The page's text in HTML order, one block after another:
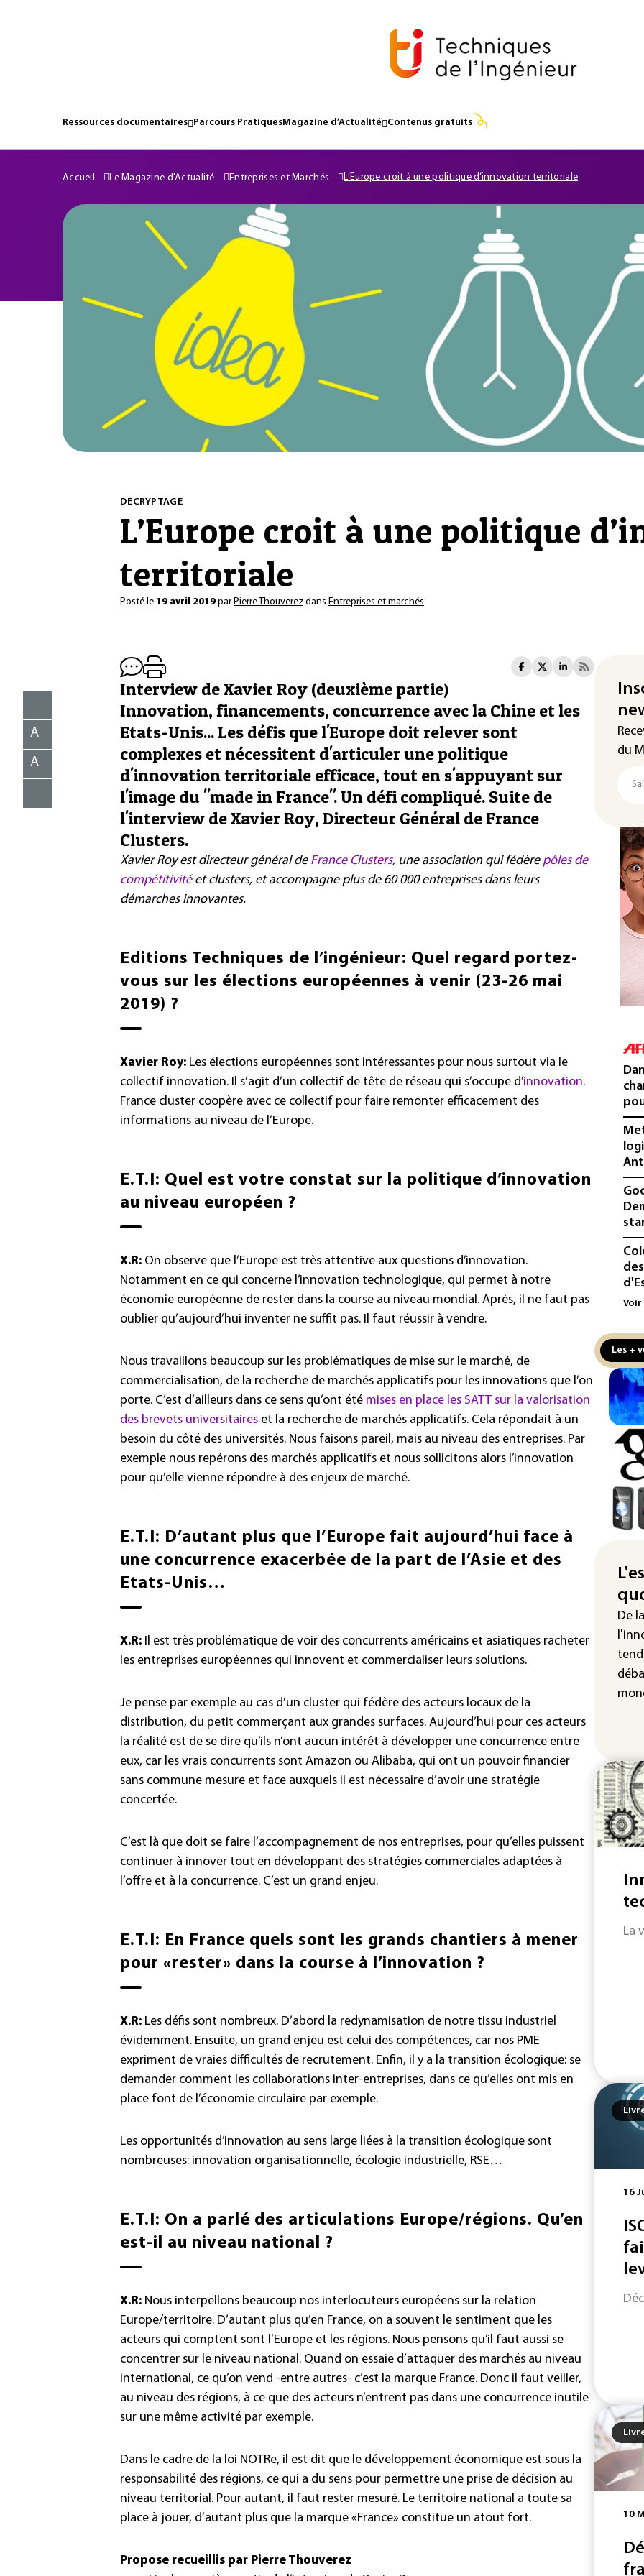
Ressources documentaires Parcours PratiquesMagazine d’Actualité Contenus gratuits
Accueil Le Magazine d'Actualité Entreprises et Marchés L’Europe croit à une politique d’innovation territoriale
DÉCRYPTAGE
L’Europe croit à une politique
territoriale
Posté le 19 avril 2019 par Pierre Thouverez dans Entreprises et marchés
A
A
Interview de Xavier Roy (deuxième partie)
Innovation, financements, concurrence avec la Chine et les
Etats-Unis... Les défis que l'Europe doit relever sont
complexes et nécessitent d'articuler une politique
d'innovation territoriale efficace, tout en s'appuyant sur
l'image du "made in France". Un défi compliqué. Suite de
l'interview de Xavier Roy, Directeur Général de France
Clusters.
Xavier Roy est directeur général de France Clusters, une association qui fédère pôles de
compétitivitéet clusters, et accompagne plus de 60 000 entreprises dans leurs
démarches innovantes.
Editions Techniques de l’ingénieur: Quel regard portez-
vous sur les élections européennes à venir (23-26 mai
2019) ?
Xavier Roy: Les élections européennes sont intéressantes pour nous surtout via le
collectif innovation. Il s’agit d’un collectif de tête de réseau qui s’occupe d’innovation.
France cluster coopère avec ce collectif pour faire remonter efficacement des
informations au niveau de l’Europe.
E.T.I: Quel est votre constat sur la politique d’innovation
au niveau européen ?
X.R: On observe que l’Europe est très attentive aux questions d’innovation.
Notamment en ce qui concerne l’innovation technologique, qui permet à notre
économie européenne de rester dans la course au niveau mondial. Après, il ne faut pas
oublier qu’aujourd’hui inventer ne suffit pas. Il faut réussir à vendre.
Nous travaillons beaucoup sur les problématiques de mise sur le marché, de
commercialisation, de la recherche de marchés applicatifs pour les innovations que l’on
porte. C’est d’ailleurs dans ce sens qu’ont été mises en place les SATT sur la valorisation
des brevets universitaires et la recherche de marchés applicatifs. Cela répondait à un
besoin du côté des universités. Nous faisons pareil, mais au niveau des entreprises. Par
exemple nous repérons des marchés applicatifs et nous sollicitons alors l’innovation
pour qu’elle vienne répondre à des enjeux de marché.
E.T.I: D’autant plus que l’Europe fait aujourd’hui face à
une concurrence exacerbée de la part de l’Asie et des
Etats-Unis…
X.R: Il est très problématique de voir des concurrents américains et asiatiques racheter
les entreprises européennes qui innovent et commercialiser leurs solutions.
Je pense par exemple au cas d’un cluster qui fédère des acteurs locaux de la
distribution, du petit commerçant aux grandes surfaces. Aujourd’hui pour ces acteurs
la réalité est de se dire qu’ils n’ont aucun intérêt à développer une concurrence entre
eux, car les vrais concurrents sont Amazon ou Alibaba, qui ont un pouvoir financier
sans commune mesure et face auxquels il est nécessaire d’avoir une stratégie
concertée.
C’est là que doit se faire l’accompagnement de nos entreprises, pour qu’elles puissent
continuer à innover tout en développant des stratégies commerciales adaptées à
l’offre et à la concurrence. C’est un grand enjeu.
E.T.I: En France quels sont les grands chantiers à mener
pour «rester» dans la course à l’innovation ?
X.R: Les défis sont nombreux. D’abord la redynamisation de notre tissu industriel
évidemment. Ensuite, un grand enjeu est celui des compétences, car nos PME
expriment de vraies difficultés de recrutement. Enfin, il y a la transition écologique: se
demander comment les collaborations inter-entreprises, dans ce qu’elles ont mis en
place font de l’économie circulaire par exemple.
Les opportunités d’innovation au sens large liées à la transition écologique sont
nombreuses: innovation organisationnelle, écologie industrielle, RSE…
E.T.I: On a parlé des articulations Europe/régions. Qu’en
est-il au niveau national ?
X.R: Nous interpellons beaucoup nos interlocuteurs européens sur la relation
Europe/territoire. D’autant plus qu’en France, on a souvent le sentiment que les
acteurs qui comptent sont l’Europe et les régions. Nous pensons qu’il faut aussi se
concentrer sur le niveau national. Quand on essaie d’attaquer des marchés au niveau
international, ce qu’on vend -entre autres- c’est la marque France. Donc il faut veiller,
au niveau des régions, à ce que des acteurs n’entrent pas dans une concurrence inutile
sur une même activité par exemple.
Dans le cadre de la loi NOTRe, il est dit que le développement économique est sous la
responsabilité des régions, ce qui a du sens pour permettre une prise de décision au
niveau territorial. Pour autant, il faut rester mesuré. Le territoire national a toute sa
place à jouer, d’autant plus que la marque «France» constitue un atout fort.
Propose recueillis par Pierre Thouverez
du
de
La
IA
Voir
Les +
De
La
16
10